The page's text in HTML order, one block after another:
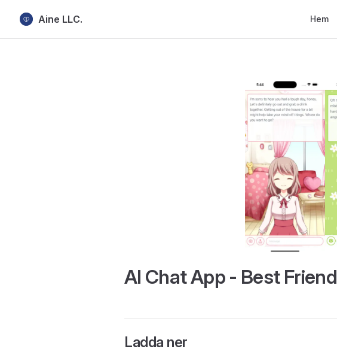
Skip to content
Aine LLC. Hem
AI Chat App - Best Friend
Ladda ner